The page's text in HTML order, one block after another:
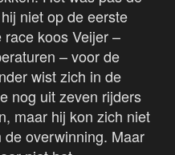
niet op de eerste
koos Veijer –
– voor de
wist zich in de
nog uit zeven rijders
maar hij kon zich niet
overwinning. Maar